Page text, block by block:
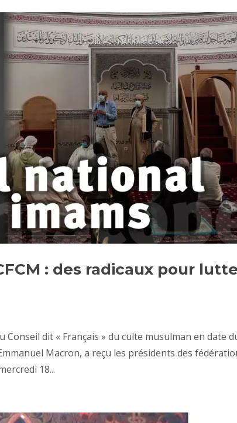
: des radicaux pour
dit « Français » du culte musulman en date
Macron, a reçu les présidents des
18...